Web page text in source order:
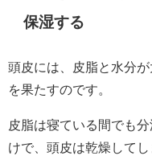
保湿する
頭皮には、皮脂と水分
を果たすのです。
皮脂は寝ている間でも
けで、頭皮は乾燥してし